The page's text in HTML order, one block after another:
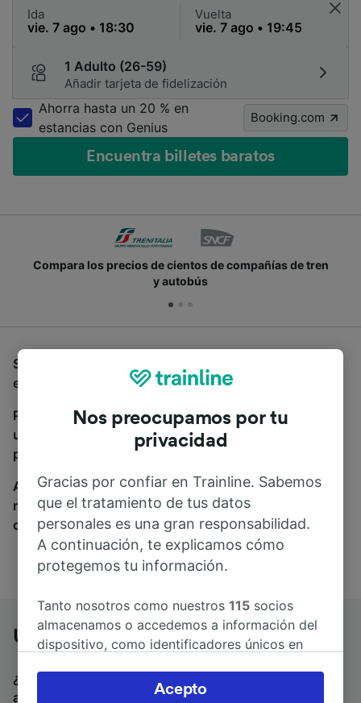
Ida Vuelta
1 Adulto (26-59)
Añadir tarjeta de fidelización
Ahorra hasta un 20 % en
estancias con Genius
Booking.com
Encuentra billetes baratos
Compara los precios de cientos de compañías de tren
y autobús
Si estás buscando autobuses de Udine a Viena Hbf,
estás en el sitio adecuado.
Para encontrar billetes de autobús, simplemente haz
una búsqueda y nosotros compararemos horarios y
precios tanto de tren como de autobús.
A donde quiera que vayas, tu viaje empieza con
nosotros. Encuentra billetes de más de 170
compañías de tren y autobús.
Udine a Viena Hbf en autobús
¿Estás buscando un billete de vuelta para volver en
autobús? Visita
autobuses de Viena Hbf a Udine
Nos preocupamos por tu
privacidad
Gracias por confiar en Trainline. Sabemos
que el tratamiento de tus datos
personales es una gran responsabilidad.
A continuación, te explicamos cómo
protegemos tu información.
Tanto nosotros como nuestros115 socios
almacenamos o accedemos a información del
dispositivo, como identificadores únicos en
Puedes aceptar o administrar tus preferencias
Acepto